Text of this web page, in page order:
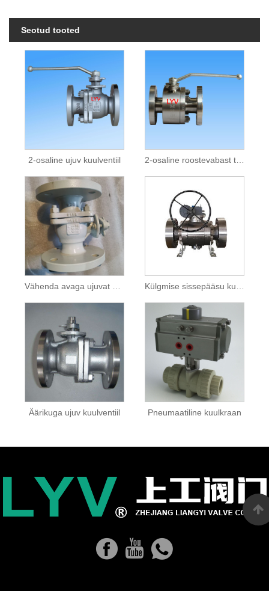
Seotud tooted
2-osaline ujuv kuulventiil 2-osaline roostevabast terasest kuulventiil
Äärikuga ujuv kuulventiil Pneumaatiline kuulkraan